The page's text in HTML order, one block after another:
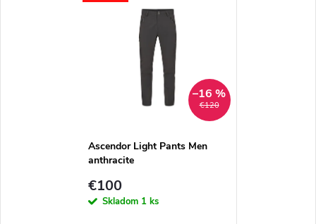
€120
–16 %
Ascendor Light Pants Men
anthracite
€100
Skladom 1 ks